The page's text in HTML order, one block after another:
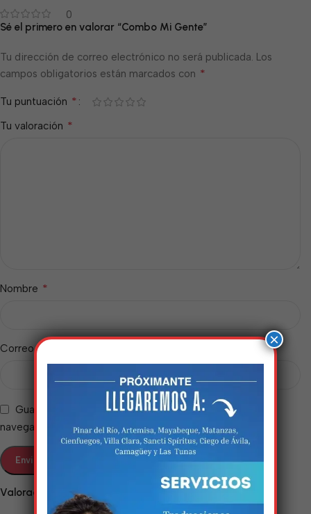
0
Valoraciones
Sé el primero en valorar “Combo Mi Gente”
Tu dirección de correo electrónico no será publicada. Los
campos obligatorios están marcados con *
Tu puntuación *
Tu valoración *
Nombre *
Correo electrónico
Guarda mi nombre, correo electrónico y web en este
navegador para la próxima vez que comente.
×
Estamos trabalhando
nisso!
Em breve, esta página estará